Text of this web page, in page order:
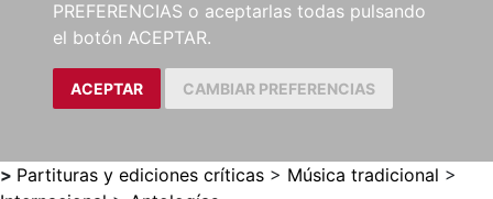
PREFERENCIAS o aceptarlas todas pulsando
el botón ACEPTAR.
ACEPTAR CAMBIAR PREFERENCIAS
> Partituras y ediciones críticas > Música tradicional >